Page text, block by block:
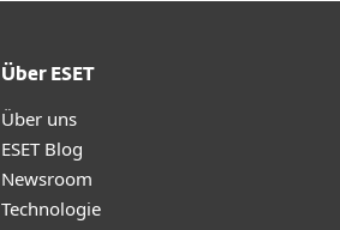
Über ESET
Über uns
ESET Blog
Newsroom
Technologie